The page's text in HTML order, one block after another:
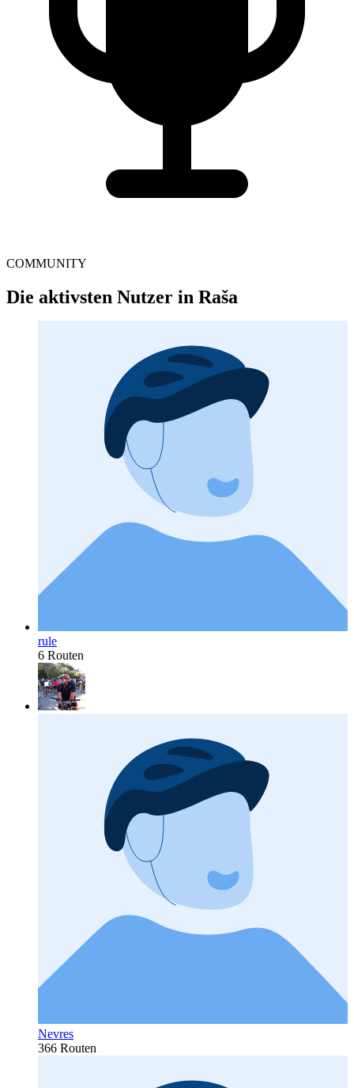
COMMUNITY
Die aktivsten Nutzer in Raša
rule
6 Routen
Nevres
366 Routen